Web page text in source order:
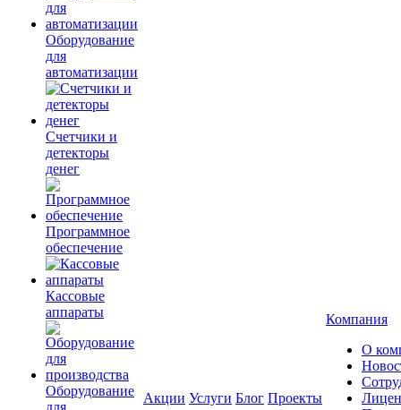
Оборудование
для
автоматизации
Счетчики и
детекторы
денег
Программное
обеспечение
Кассовые
аппараты
Оборудование
для
Акции Услуги Блог Проекты
Компания
О